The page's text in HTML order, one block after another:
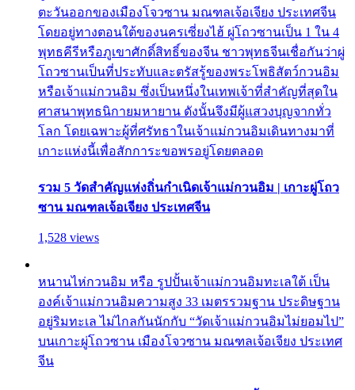
ตะวันออกของเมืองโจวซาน มณฑลเจ้อเจียง ประเทศจีน
โดยอยู่ทางตอนใต้ของนครเซี่ยงไฮ้ ผู่โถวซานเป็น 1 ใน 4
พุทธคีรีหรือภูเขาศักดิ์สิทธิ์ของจีน ชาวพุทธจีนเชื่อกันว่าผู่
โถวซานเป็นที่ประทับและตรัสรู้ของพระโพธิสัตว์กวนอิม
หรือเจ้าแม่กวนอิม ซึ่งเป็นหนึ่งในเทพเจ้าที่สำคัญที่สุดใน
ศาสนาพุทธนิกายมหายาน ดังนั้นจึงมีผู้แสวงบุญจากทั่ว
โลก โดยเฉพาะผู้ที่ศรัทธาในเจ้าแม่กวนอิมเดินทางมาที่
เกาะแห่งนี้เพื่อสักการะขอพรอยู่โดยตลอด
รวม 5 วัดสำคัญแห่งถิ่นกำเนิดเจ้าแม่กวนอิม | เกาะผู่โถว
ซาน มณฑลเจ้อเจียง ประเทศจีน
1,528 views
หนานไห่กวนอิม หรือ รูปปั้นเจ้าแม่กวนอิมทะเลใต้ เป็น
องค์เจ้าแม่กวนอิมความสูง 33 เมตรรวมฐาน ประดิษฐาน
อยู่ริมทะเล ไม่ไกลกันนักกับ “วัดเจ้าแม่กวนอิมไม่ยอมไป”
บนเกาะผู่โถวซาน เมืองโจวซาน มณฑลเจ้อเจียง ประเทศ
จีน